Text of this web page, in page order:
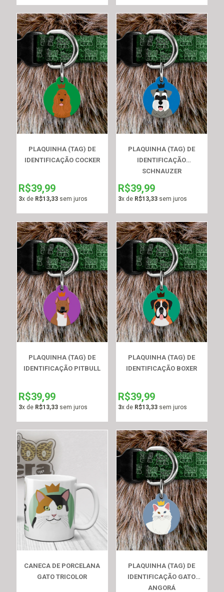
PLAQUINHA (TAG) DE
IDENTIFICAÇÃO COCKER
R$39,99
3x de R$13,33sem juros
PLAQUINHA (TAG) DE
IDENTIFICAÇÃO
SCHNAUZER
R$39,99
3x de R$13,33sem juros
PLAQUINHA (TAG) DE
IDENTIFICAÇÃO PITBULL
R$39,99
3x de R$13,33sem juros
PLAQUINHA (TAG) DE
IDENTIFICAÇÃO BOXER
R$39,99
3x de R$13,33sem juros
CANECA DE PORCELANA
GATO TRICOLOR
PLAQUINHA (TAG) DE
IDENTIFICAÇÃO GATO
ANGORÁ